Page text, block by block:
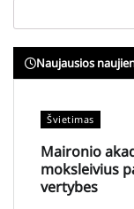
Naujausios
Švietimas
Maironio
moksleivius
vertybes